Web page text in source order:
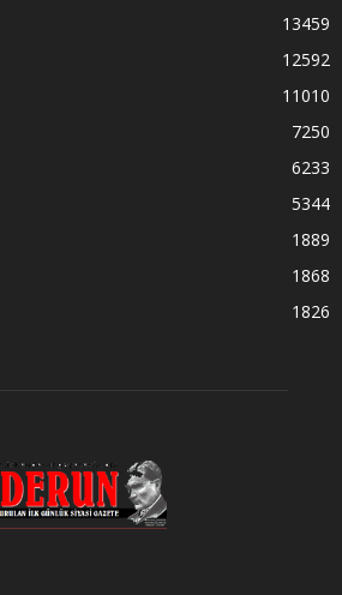
13459
12592
11010
7250
6233
5344
1889
1868
1826